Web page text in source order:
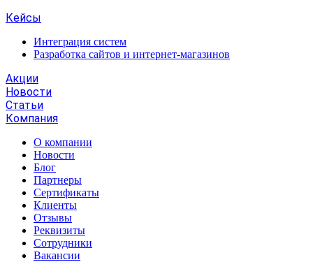
Кейсы
Интеграция систем
Разработка сайтов и интернет-магазинов
Акции
Новости
Статьи
Компания
О компании
Новости
Блог
Партнеры
Сертификаты
Клиенты
Отзывы
Реквизиты
Сотрудники
Вакансии